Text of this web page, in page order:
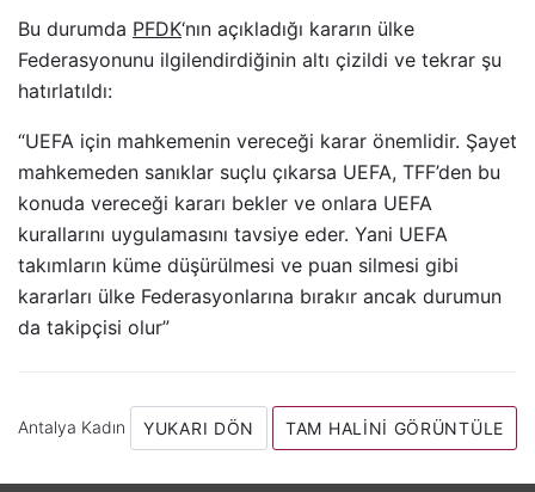
Bu durumda PFDK‘nın açıkladığı kararın ülke
Federasyonunu ilgilendirdiğinin altı çizildi ve tekrar şu
hatırlatıldı:
“UEFA için mahkemenin vereceği karar önemlidir. Şayet
mahkemeden sanıklar suçlu çıkarsa UEFA, TFF’den bu
konuda vereceği kararı bekler ve onlara UEFA
kurallarını uygulamasını tavsiye eder. Yani UEFA
takımların küme düşürülmesi ve puan silmesi gibi
kararları ülke Federasyonlarına bırakır ancak durumun
da takipçisi olur”
Antalya Kadın YUKARI DÖN TAM HALINI GÖRÜNTÜLE